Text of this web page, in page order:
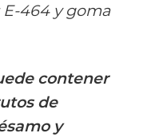
E-464 y goma
contener
de
y